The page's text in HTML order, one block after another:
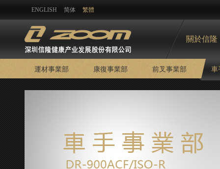
ENGLISH 简体 繁體
關於信隆
運材事業部 康復事業部 前叉事業部 車